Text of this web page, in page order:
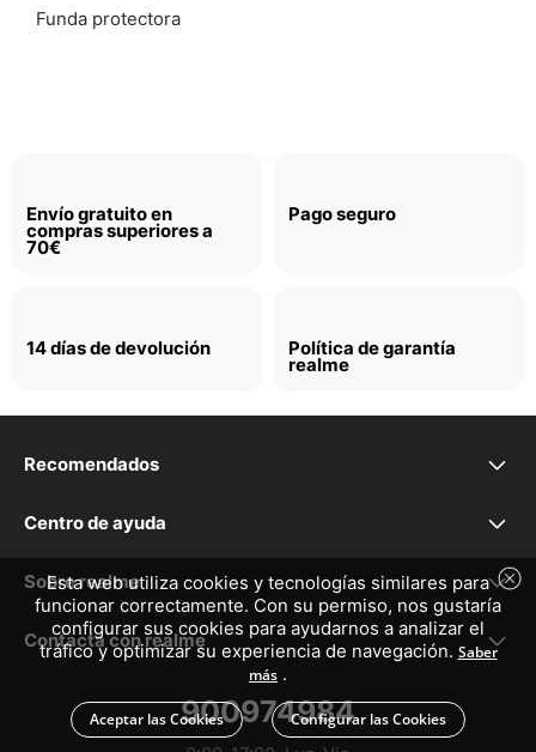
Funda protectora
Envío gratuito en
compras superiores a
70€
Pago seguro
14 días de devolución Política de garantía
realme
Recomendados
realme P4 Lite
realme P4x
realme 16 5G
realme 16 Pro+ 5G
Centro de ayuda
Preguntas frecuentes
Declaración de la EU
GUÍA DE USUARIO
Sobre realme
Nuestra marca
Contacta con realme
900974984
Esta web utiliza cookies y tecnologías similares para
funcionar correctamente. Con su permiso, nos gustaría
configurar sus cookies para ayudarnos a analizar el
tráfico y optimizar su experiencia de navegación. Saber
más .
Aceptar las Cookies Configurar las Cookies